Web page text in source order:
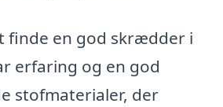
finde en god skrædder i
erfaring og en god
stofmaterialer, der